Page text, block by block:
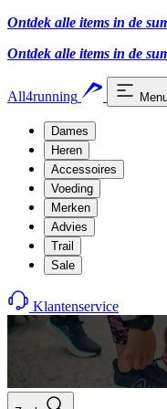
Ontdek alle items in de
Ontdek alle items in de
All4running
Dames
Heren
Accessoires
Voeding
Merken
Advies
Trail
Sale
Klantenservice